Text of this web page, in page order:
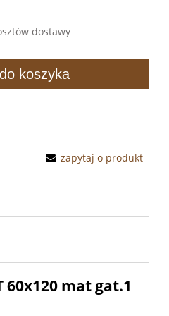
dostawy
do koszyka
zapytaj o produkt
60x120 mat gat.1